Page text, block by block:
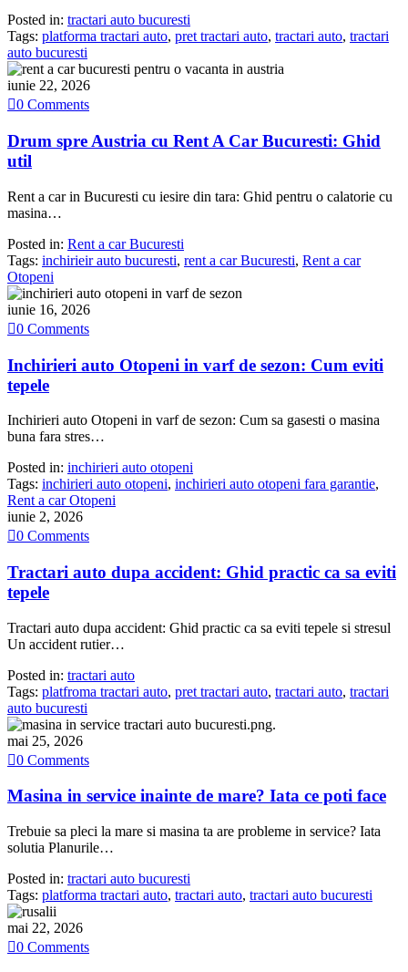
Posted in: tractari auto bucuresti
Tags: platforma tractari auto, pret tractari auto, tractari auto, tractari
auto bucuresti
iunie 22, 2026
0 Comments
Drum spre Austria cu Rent A Car Bucuresti: Ghid
util
Rent a car in Bucuresti cu iesire din tara: Ghid pentru o calatorie cu
masina…
Posted in: Rent a car Bucuresti
Tags: inchirieir auto bucuresti, rent a car Bucuresti, Rent a car
Otopeni
iunie 16, 2026
0 Comments
Inchirieri auto Otopeni in varf de sezon: Cum eviti
tepele
Inchirieri auto Otopeni in varf de sezon: Cum sa gasesti o masina
buna fara stres…
Posted in: inchirieri auto otopeni
Tags: inchirieri auto otopeni, inchirieri auto otopeni fara garantie,
Rent a car Otopeni
iunie 2, 2026
0 Comments
Tractari auto dupa accident: Ghid practic ca sa eviti
tepele
Tractari auto dupa accident: Ghid practic ca sa eviti tepele si stresul
Un accident rutier…
Posted in: tractari auto
Tags: platfroma tractari auto, pret tractari auto, tractari auto, tractari
auto bucuresti
mai 25, 2026
0 Comments
Masina in service inainte de mare? Iata ce poti face
Trebuie sa pleci la mare si masina ta are probleme in service? Iata
solutia Planurile…
Posted in: tractari auto bucuresti
Tags: platforma tractari auto, tractari auto, tractari auto bucuresti
mai 22, 2026
0 Comments